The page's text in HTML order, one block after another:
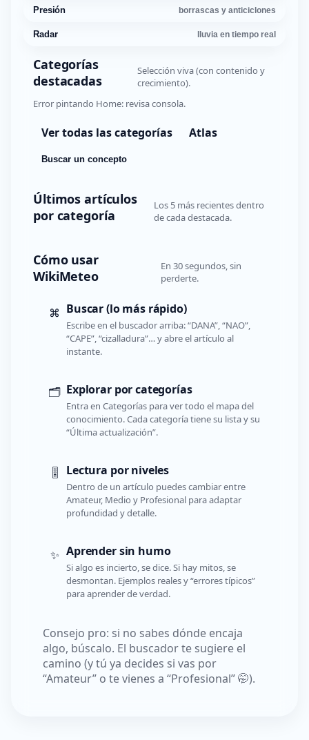
Presión borrascas y anticiclones
Radar lluvia en tiempo real
Categorías
destacadas
Selección viva (con contenido y
crecimiento).
Error pintando Home: revisa consola.
Ver todas las categorías Atlas
Buscar un concepto
Últimos artículos
por categoría
Los 5 más recientes dentro
de cada destacada.
Cómo usar
WikiMeteo
En 30 segundos, sin
perderte.
⌘ Buscar (lo más rápido)
Escribe en el buscador arriba: “DANA”, “NAO”,
“CAPE”, “cizalladura”… y abre el artículo al
instante.
🗂️ Explorar por categorías
Entra en Categorías para ver todo el mapa del
conocimiento. Cada categoría tiene su lista y su
“Última actualización”.
🎚️ Lectura por niveles
Dentro de un artículo puedes cambiar entre
Amateur, Medio y Profesional para adaptar
profundidad y detalle.
✨ Aprender sin humo
Si algo es incierto, se dice. Si hay mitos, se
desmontan. Ejemplos reales y “errores típicos”
para aprender de verdad.
Consejo pro: si no sabes dónde encaja
algo, búscalo. El buscador te sugiere el
camino (y tú ya decides si vas por
“Amateur” o te vienes a “Profesional” 🤭).